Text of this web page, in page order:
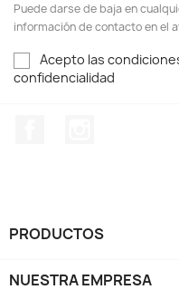
Puede darse de baja en
información de contacto en el
Acepto las
confidencialidad
PRODUCTOS
NUESTRA EMPRESA